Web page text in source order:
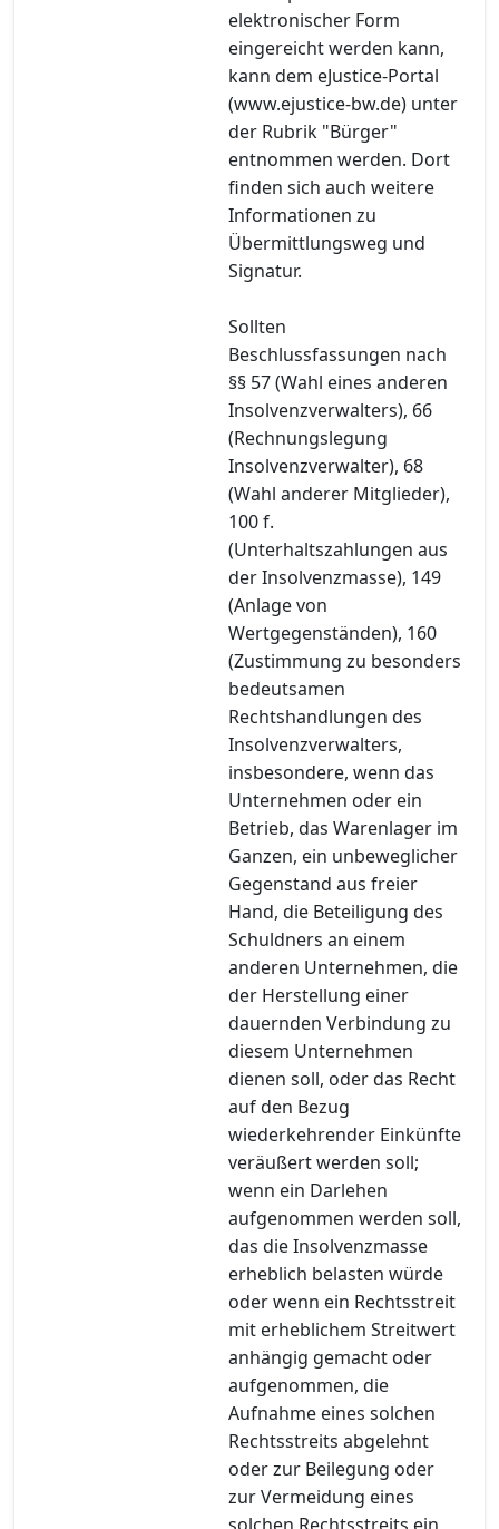
elektronischer Form
eingereicht werden kann,
kann dem eJustice-Portal
(www.ejustice-bw.de) unter
der Rubrik "Bürger"
entnommen werden. Dort
finden sich auch weitere
Informationen zu
Übermittlungsweg und
Signatur.
Sollten
Beschlussfassungen nach
§§ 57 (Wahl eines anderen
Insolvenzverwalters), 66
(Rechnungslegung
Insolvenzverwalter), 68
(Wahl anderer Mitglieder),
100 f.
(Unterhaltszahlungen aus
der Insolvenzmasse), 149
(Anlage von
Wertgegenständen), 160
(Zustimmung zu besonders
bedeutsamen
Rechtshandlungen des
Insolvenzverwalters,
insbesondere, wenn das
Unternehmen oder ein
Betrieb, das Warenlager im
Ganzen, ein unbeweglicher
Gegenstand aus freier
Hand, die Beteiligung des
Schuldners an einem
anderen Unternehmen, die
der Herstellung einer
dauernden Verbindung zu
diesem Unternehmen
dienen soll, oder das Recht
auf den Bezug
wiederkehrender Einkünfte
veräußert werden soll;
wenn ein Darlehen
aufgenommen werden soll,
das die Insolvenzmasse
erheblich belasten würde
oder wenn ein Rechtsstreit
mit erheblichem Streitwert
anhängig gemacht oder
aufgenommen, die
Aufnahme eines solchen
Rechtsstreits abgelehnt
oder zur Beilegung oder
zur Vermeidung eines